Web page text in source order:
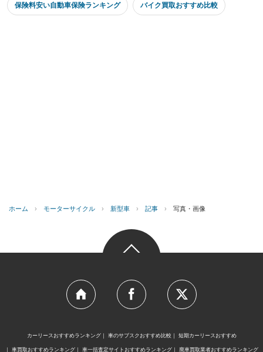
保険料安い自動車保険ランキング バイク買取おすすめ比較
ホーム › モーターサイクル › 新型車 › 記事 › 写真・画像
カーリースおすすめランキング 車のサブスクおすすめ比較 短期カーリースおすすめ
車買取おすすめランキング 車一括査定サイトおすすめランキング 廃車買取業者おすすめランキング